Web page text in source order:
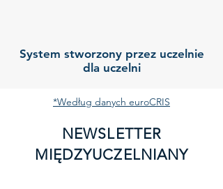
System stworzony przez uczelnie
dla uczelni
*Według danych euroCRIS
NEWSLETTER
MIĘDZYUCZELNIANY